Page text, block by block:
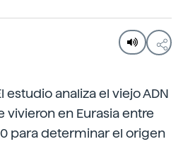
estudio analiza el viejo ADN
vivieron en Eurasia entre
para determinar el origen